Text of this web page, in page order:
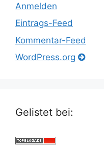
Anmelden
Eintrags-Feed
Kommentar-Feed
WordPress.org
Gelistet bei: